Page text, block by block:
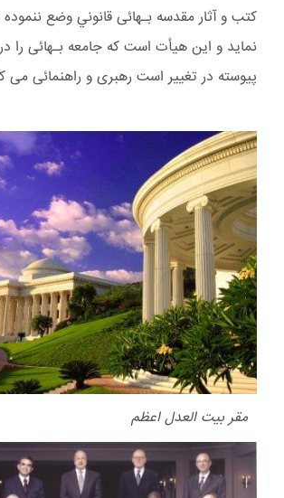
کتب و آثار مقدسه بـهائی قانوني وضع ننموده
نماید و این هیأت است که جامعه بـهائی را
پیوسته در تغییر است رهبری و راهنمائی می
مقر بیت العدل اعظم